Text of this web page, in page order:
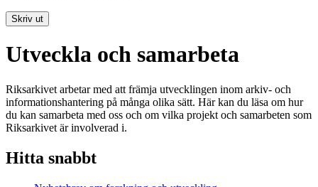
Skriv ut
Utveckla och samarbeta
Riksarkivet arbetar med att främja utvecklingen inom arkiv- och
informationshantering på många olika sätt. Här kan du läsa om hur
du kan samarbeta med oss och om vilka projekt och samarbeten som
Riksarkivet är involverad i.
Hitta snabbt